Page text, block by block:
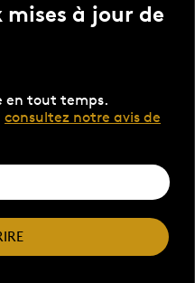
à jour de
en tout temps.
consultez notre avis de